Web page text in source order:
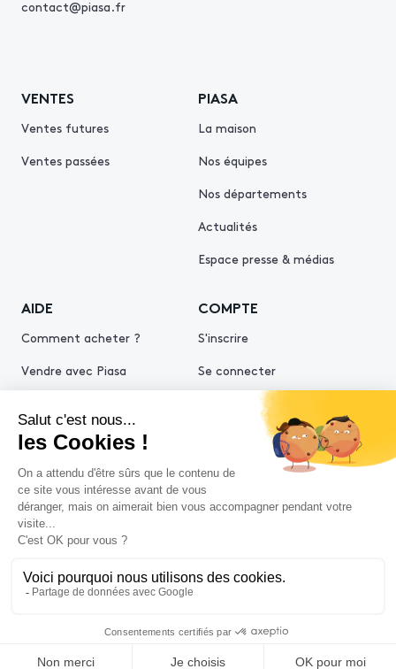
contact@piasa.fr
VENTES
Ventes futures
Ventes passées
PIASA
La maison
Nos équipes
Nos départements
Actualités
Espace presse & médias
AIDE
Comment acheter ?
Vendre avec Piasa
COMPTE
S'inscrire
Se connecter
Politiques de confidentialitéPolitique cookies
Conditions générales d'utilisation